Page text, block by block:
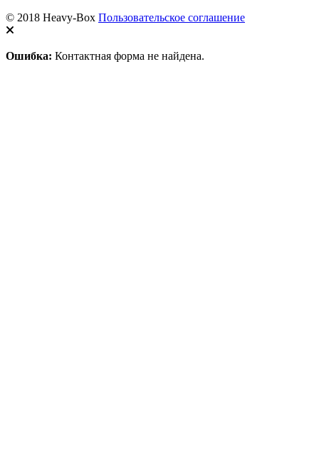
© 2018 Heavy-Box Пользовательское соглашение
Ошибка: Контактная форма не найдена.